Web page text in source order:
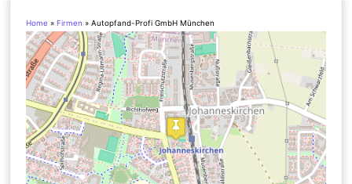
Home » Firmen »Autopfand-Profi GmbH München